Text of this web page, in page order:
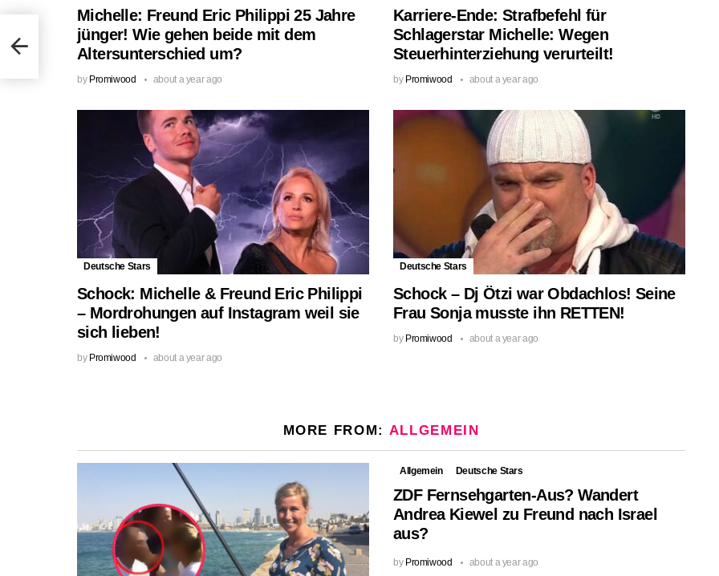
Michelle: Freund Eric Philippi 25 Jahre
jünger! Wie gehen beide mit dem
Altersunterschied um?
by Promiwood about a year ago
Karriere-Ende: Strafbefehl für
Schlagerstar Michelle: Wegen
Steuerhinterziehung verurteilt!
by Promiwood about a year ago
Deutsche Stars
Schock: Michelle & Freund Eric Philippi
– Mordrohungen auf Instagram weil sie
sich lieben!
by Promiwood about a year ago
Deutsche Stars
Schock – Dj Ötzi war Obdachlos! Seine
Frau Sonja musste ihn RETTEN!
by Promiwood about a year ago
MORE FROM: ALLGEMEIN
Allgemein Deutsche Stars
ZDF Fernsehgarten-Aus? Wandert
Andrea Kiewel zu Freund nach Israel
aus?
by Promiwood about a year ago